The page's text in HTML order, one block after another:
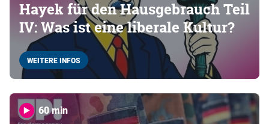
Hayek für den Hausgebrauch Teil
IV: Was ist eine liberale Kultur?
WEITERE INFOS
60 min